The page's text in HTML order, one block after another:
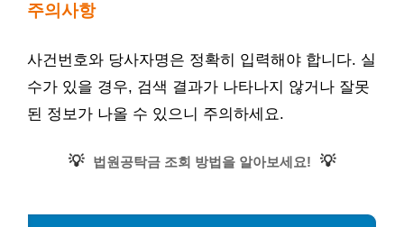
주의사항
사건번호와 당사자명은 정확히 입력해야 합니다. 실
수가 있을 경우, 검색 결과가 나타나지 않거나 잘못
된 정보가 나올 수 있으니 주의하세요.
💡 법원공탁금 조회 방법을 알아보세요! 💡